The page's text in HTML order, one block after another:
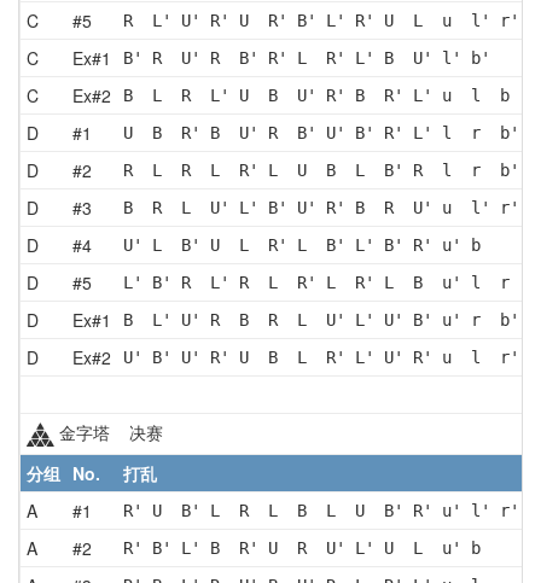
C #5 R  L' U' R' U  R' B' L' R' U  L  u  l' r'
C Ex#1 B' R  U' R  B' R' L  R' L' B  U' l' b'
C Ex#2 B  L  R  L' U  B  U' R' B  R' L' u  l  b
D #1 U  B  R' B  U' R  B' U' B' R' L' l  r  b'
D #2 R  L  R  L  R' L  U  B  L  B' R  l  r  b'
D #3 B  R  L  U' L' B' U' R' B  R  U' u  l' r'
D #4 U' L  B' U  L  R' L  B' L' B' R' u' b
D #5 L' B' R  L' R  L  R' L  R' L  B  u' l  r
D Ex#1 B  L' U' R  B  R  L  U' L' U' B' u' r  b'
D Ex#2 U' B' U' R' U  B  L  R' L' U' R' u  l  r'
金字塔 决赛
分组 No.
打乱
A
#1 R' U  B' L  R  L  B  L  U  B' R' u' l' r'
A #2 R' B' L' B  R' U  R  U' L' U  L  u' b